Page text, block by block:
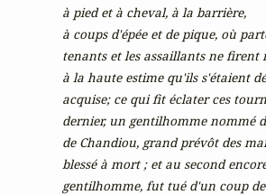
      à pied et à cheval, à la barrière,
à coups d'épée et de pique, où
tenants et les assaillants ne
à la haute estime qu'ils s'étaient
acquise; ce qui fit éclater ces
dernier, un gentilhomme nommé
de Chandiou, grand prévôt des
blessé à mort ; et au second
      gentilhomme, fut tué d'un coup de